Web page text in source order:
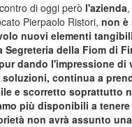
di oggi però l'azienda,
Pierpaolo Ristori, non è
nuovi elementi tangibili
della Fiom di
dando l'impressione di
continua a
e scorretto soprattutto
più disponibili a
non avrà assunto